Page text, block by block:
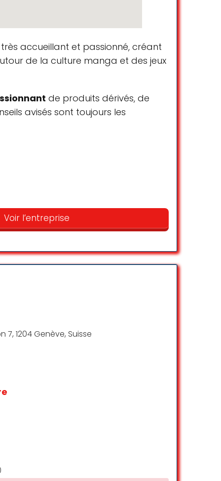
accueillant et passionné, créant
de la culture manga et des jeux
de produits dérivés, de
avisés sont toujours les
Cartes de débit
Paiements mobiles NFC
les drops sont insanes, c’est le lieux
☆ 5/5
et longue vie à vous 🙂
autour de la pop culture et des
Voir l’entreprise
1204 Genève, Suisse